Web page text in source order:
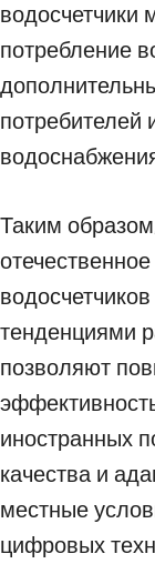
водосчетчики
потребление
потребителей
Таким
тенденциями
позволяют
иностранных
качества и
местные
цифровых